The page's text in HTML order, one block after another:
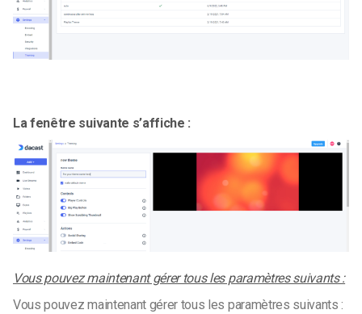
La fenêtre suivante s’affiche :
Vous pouvez maintenant gérer tous les paramètres suivants :
Vous pouvez maintenant gérer tous les paramètres suivants :